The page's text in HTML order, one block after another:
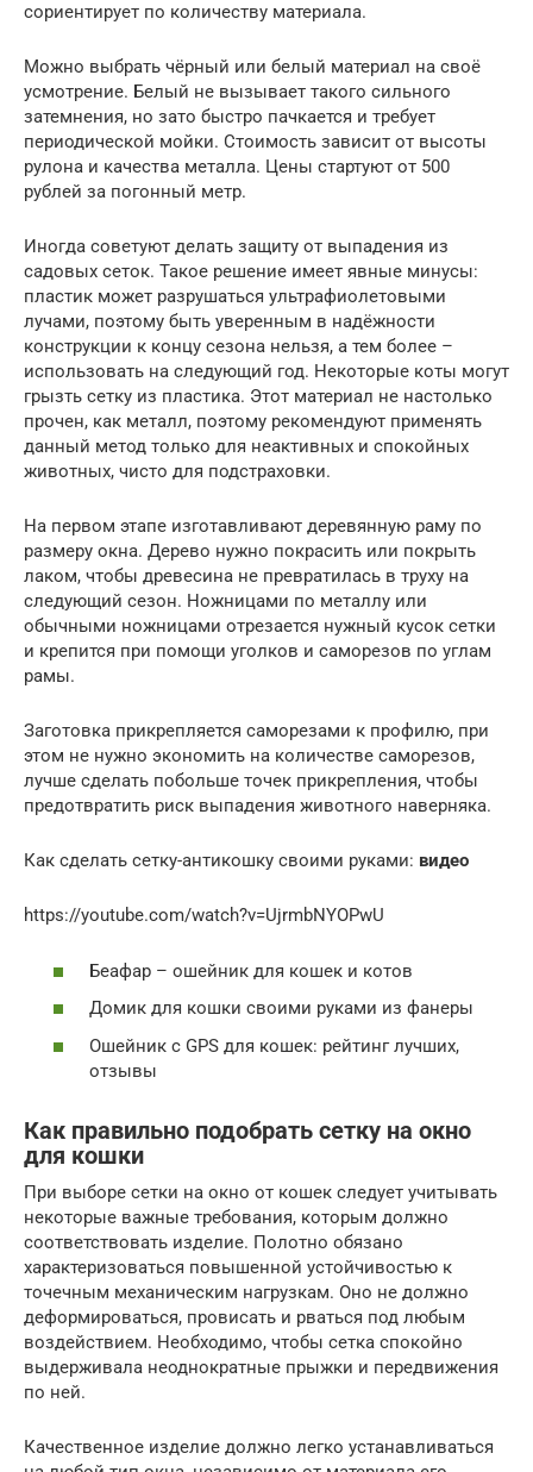
сориентирует по количеству материала.
Можно выбрать чёрный или белый материал на своё
усмотрение. Белый не вызывает такого сильного
затемнения, но зато быстро пачкается и требует
периодической мойки. Стоимость зависит от высоты
рулона и качества металла. Цены стартуют от 500
рублей за погонный метр.
Иногда советуют делать защиту от выпадения из
садовых сеток. Такое решение имеет явные минусы:
пластик может разрушаться ультрафиолетовыми
лучами, поэтому быть уверенным в надёжности
конструкции к концу сезона нельзя, а тем более –
использовать на следующий год. Некоторые коты могут
грызть сетку из пластика. Этот материал не настолько
прочен, как металл, поэтому рекомендуют применять
данный метод только для неактивных и спокойных
животных, чисто для подстраховки.
На первом этапе изготавливают деревянную раму по
размеру окна. Дерево нужно покрасить или покрыть
лаком, чтобы древесина не превратилась в труху на
следующий сезон. Ножницами по металлу или
обычными ножницами отрезается нужный кусок сетки
и крепится при помощи уголков и саморезов по углам
рамы.
Заготовка прикрепляется саморезами к профилю, при
этом не нужно экономить на количестве саморезов,
лучше сделать побольше точек прикрепления, чтобы
предотвратить риск выпадения животного наверняка.
Как сделать сетку-антикошку своими руками: видео
https://youtube.com/watch?v=UjrmbNYOPwU
Беафар – ошейник для кошек и котов
Домик для кошки своими руками из фанеры
Ошейник с GPS для кошек: рейтинг лучших,
отзывы
Как правильно подобрать сетку на окно
для кошки
При выборе сетки на окно от кошек следует учитывать
некоторые важные требования, которым должно
соответствовать изделие. Полотно обязано
характеризоваться повышенной устойчивостью к
точечным механическим нагрузкам. Оно не должно
деформироваться, провисать и рваться под любым
воздействием. Необходимо, чтобы сетка спокойно
выдерживала неоднократные прыжки и передвижения
по ней.
Качественное изделие должно легко устанавливаться